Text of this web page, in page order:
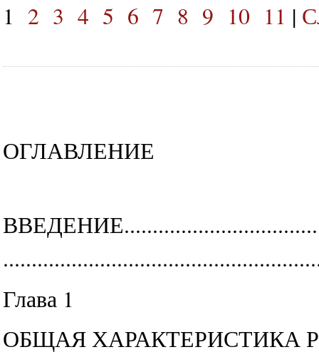
1 2 3 4 5 6 7 8 9 10 11 |
ОГЛАВЛЕНИЕ
Глава 1
ОБЩАЯ ХАРАКТЕРИСТИКА